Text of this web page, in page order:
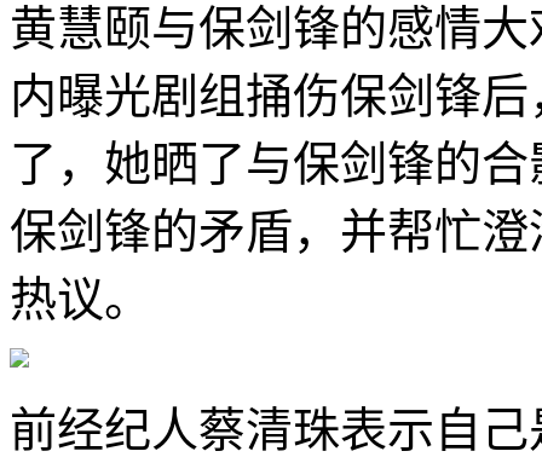
黄慧颐与保剑锋的感情
内曝光剧组捅伤保剑锋
了，她晒了与保剑锋的
保剑锋的矛盾，并帮忙
热议。
前经纪人蔡清珠表示自